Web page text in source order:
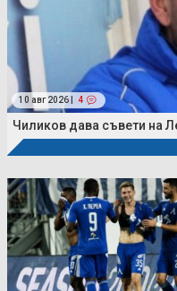
10 авг 2026 | 4
Чиликов дава съвети на